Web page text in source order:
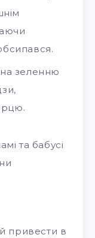
зеленню
та бабусі
привести в